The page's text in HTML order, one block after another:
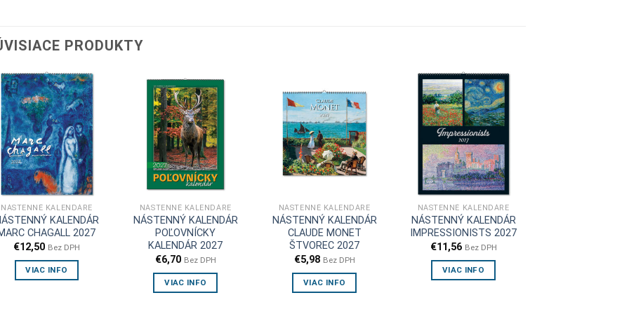
PRODUKTY
NÁSTENNÉ KALENDÁRE
KALENDÁR
CHAGALL 2027
€12,50 Bez DPH
VIAC INFO
NÁSTENNÉ KALENDÁRE
NÁSTENNÝ KALENDÁR
POĽOVNÍCKY
KALENDÁR 2027
€6,70 Bez DPH
VIAC INFO
NÁSTENNÉ KALENDÁRE
NÁSTENNÝ KALENDÁR
CLAUDE MONET
ŠTVOREC 2027
€5,98 Bez DPH
VIAC INFO
NÁSTENNÉ KALENDÁRE
NÁSTENNÝ KALENDÁR
IMPRESSIONISTS 2027
€11,56 Bez DPH
VIAC INFO